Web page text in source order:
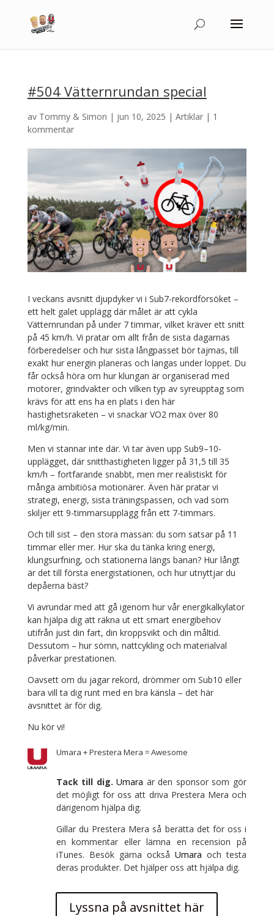
#504 Vätternrundan special
av Tommy & Simon | jun 10, 2025 | Artiklar| 1
kommentar
I veckans avsnitt djupdyker vi i Sub7-rekordförsöket –
ett helt galet upplägg där målet är att cykla
Vätternrundan på under 7 timmar, vilket kräver ett snitt
på 45 km/h. Vi pratar om allt från de sista dagarnas
förberedelser och hur sista långpasset bör tajmas, till
exakt hur energin planeras och langas under loppet. Du
får också höra om hur klungan är organiserad med
motorer, grindvakter och vilken typ av syreupptag som
krävs för att ens ha en plats i den här
hastighetsraketen – vi snackar VO2 max över 80
ml/kg/min.
Men vi stannar inte där. Vi tar även upp Sub9–10-
upplägget, där snitthastigheten ligger på 31,5 till 35
km/h – fortfarande snabbt, men mer realistiskt för
många ambitiösa motionärer. Även här pratar vi
strategi, energi, sista träningspassen, och vad som
skiljer ett 9-timmarsupplägg från ett 7-timmars.
Och till sist – den stora massan: du som satsar på 11
timmar eller mer. Hur ska du tänka kring energi,
klungsurfning, och stationerna längs banan? Hur långt
är det till första energistationen, och hur utnyttjar du
depåerna bäst?
Vi avrundar med att gå igenom hur vår energikalkylator
kan hjälpa dig att räkna ut ett smart energibehov
utifrån just din fart, din kroppsvikt och din måltid.
Dessutom – hur sömn, nattcykling och materialval
påverkar prestationen.
Oavsett om du jagar rekord, drömmer om Sub10 eller
bara vill ta dig runt med en bra känsla – det här
avsnittet är för dig.
Nu kör vi!
Umara + Prestera Mera = Awesome
Tack till dig. Umara är den sponsor som gör
det möjligt för oss att driva Prestera Mera och
därigenom hjälpa dig.
Gillar du Prestera Mera så berätta det för oss i
en kommentar eller lämna en recension på
iTunes. Besök gärna också Umara och testa
deras produkter. Det hjälper oss att hjälpa dig.
Lyssna på avsnittet här